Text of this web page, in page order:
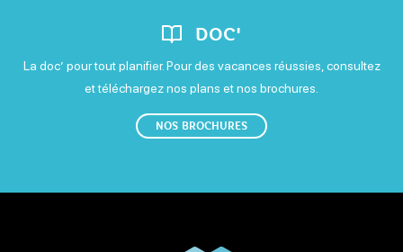
DOC'
La doc’ pour tout planifier. Pour des vacances réussies, consultez
et téléchargez nos plans et nos brochures.
NOS BROCHURES